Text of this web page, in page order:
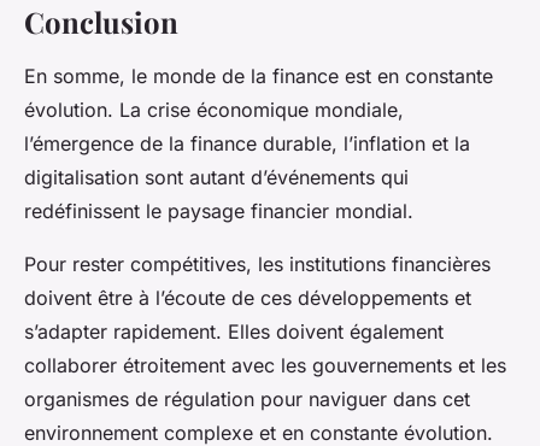
Conclusion
En somme, le monde de la finance est en constante
évolution. La crise économique mondiale,
l’émergence de la finance durable, l’inflation et la
digitalisation sont autant d’événements qui
redéfinissent le paysage financier mondial.
Pour rester compétitives, les institutions financières
doivent être à l’écoute de ces développements et
s’adapter rapidement. Elles doivent également
collaborer étroitement avec les gouvernements et les
organismes de régulation pour naviguer dans cet
environnement complexe et en constante évolution.